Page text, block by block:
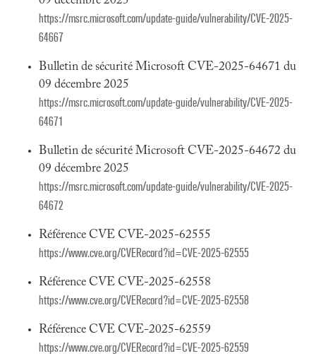
https://msrc.microsoft.com/update-guide/vulnerability/CVE-2025-
64667
Bulletin de sécurité Microsoft CVE-2025-64671 du
09 décembre 2025
https://msrc.microsoft.com/update-guide/vulnerability/CVE-2025-
64671
Bulletin de sécurité Microsoft CVE-2025-64672 du
09 décembre 2025
https://msrc.microsoft.com/update-guide/vulnerability/CVE-2025-
64672
Référence CVE CVE-2025-62555
https://www.cve.org/CVERecord?id=CVE-2025-62555
Référence CVE CVE-2025-62558
https://www.cve.org/CVERecord?id=CVE-2025-62558
Référence CVE CVE-2025-62559
https://www.cve.org/CVERecord?id=CVE-2025-62559